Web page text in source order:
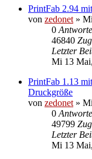
PrintFab 2.94
von zedonet »
0
46840
Letzter
Mi 13
PrintFab 1.13
Druckgröße
von zedonet »
0
49799
Letzter
Mi 13